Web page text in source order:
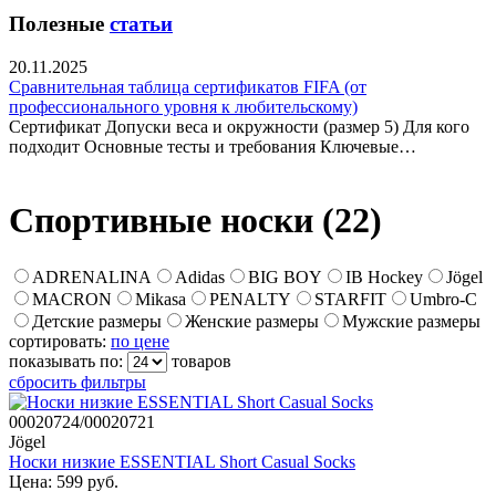
Полезные статьи
20.11.2025
Сравнительная таблица сертификатов FIFA (от
профессионального уровня к любительскому)
Сертификат Допуски веса и окружности (размер 5) Для кого
подходит Основные тесты и требования Ключевые…
Спортивные носки (22)
ADRENALINA Adidas BIG BOY IB Hockey
Jögel
MACRON
Mikasa PENALTY STARFIT
Umbro-C
Детские размеры
Женские размеры
Мужские размеры
сортировать: по цене
показывать по:
товаров
сбросить фильтры
00020724/00020721
Jögel
Носки низкие ESSENTIAL Short Casual Socks
Цена: 599 руб.